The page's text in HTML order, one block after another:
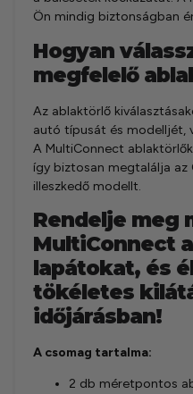
Ön mindig biztonságban
Hogyan
megfelelő
Az ablaktörlő
autó típusát és modelljét,
A MultiConnect
így biztosan megtalálja
illeszkedő modellt.
Rendelje meg
MultiConnect
lapátokat, és
tökéletes
időjárásban!
A csomag tartalma:
2 db méretpontos